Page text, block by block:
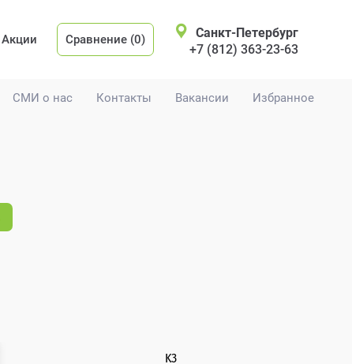
СМИ о нас Контакты Вакансии Избранное
Акции Сравнение (0)
Санкт-Петербург
+7 (812) 363-23-63
K3